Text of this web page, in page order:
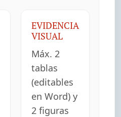
EVIDENCIA
VISUAL
Máx. 2
tablas
(editables
en Word) y
2 figuras